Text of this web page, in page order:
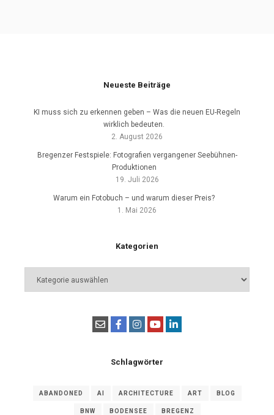
Neueste Beiträge
KI muss sich zu erkennen geben – Was die neuen EU-Regeln
wirklich bedeuten.
2. August 2026
Bregenzer Festspiele: Fotografien vergangener Seebühnen-
Produktionen
19. Juli 2026
Warum ein Fotobuch – und warum dieser Preis?
1. Mai 2026
Kategorien
Schlagwörter
ABANDONED AI ARCHITECTURE ART BLOG
BNW BODENSEE BREGENZ